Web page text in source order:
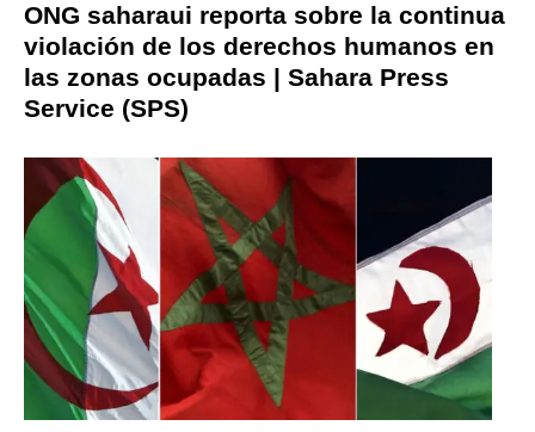
ONG saharaui reporta sobre la continua
violación de los derechos humanos en
las zonas ocupadas | Sahara Press
Service (SPS)